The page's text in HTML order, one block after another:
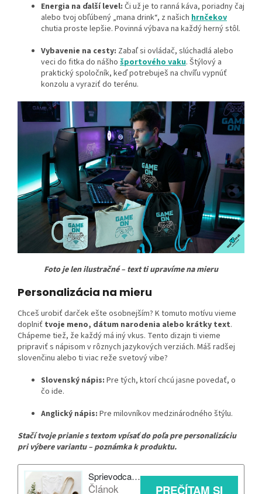
Energia na ďalší level: Či už je to ranná káva, poriadny čaj
alebo tvoj obľúbený „mana drink“, z našich hrnčekov
chutia proste lepšie. Povinná výbava na každý herný stôl.
Vybavenie na cesty: Zabaľ si ovládač, slúchadlá alebo
veci do fitka do nášho športového vaku. Štýlový a
praktický spoločník, keď potrebuješ na chvíľu vypnúť
konzolu a vyraziť do terénu.
Foto je len ilustračné – text ti upravíme na mieru
Personalizácia na mieru
Chceš urobiť darček ešte osobnejším? K tomuto motívu vieme
doplniť tvoje meno, dátum narodenia alebo krátky text.
Chápeme tiež, že každý má iný vkus. Tento dizajn ti vieme
pripraviť s nápisom v rôznych jazykových verziách. Máš radšej
slovenčinu alebo ti viac reže svetový vibe?
Slovenský nápis: Pre tých, ktorí chcú jasne povedať, o
čo ide.
Anglický nápis: Pre milovníkov medzinárodného štýlu.
Stačí tvoje prianie s textom vpísať do poľa pre personalizáciu
pri výbere variantu – poznámka k produktu.